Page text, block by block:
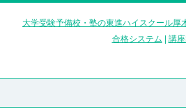
大学受験予備校・塾の東進ハイスクール厚
合格システム
講